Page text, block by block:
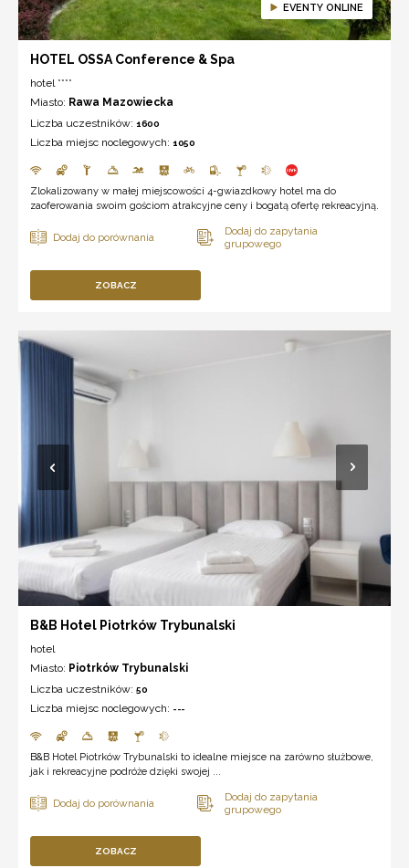
EVENTY ONLINE
HOTEL OSSA Conference & Spa
hotel ****
Miasto: Rawa Mazowiecka
Liczba uczestników: 1600
Liczba miejsc noclegowych: 1050
Zlokalizowany w małej miejscowości 4-gwiazdkowy hotel ma do
zaoferowania swoim gościom atrakcyjne ceny i bogatą ofertę rekreacyjną.
ZOBACZ
B&B Hotel Piotrków Trybunalski
hotel
Miasto: Piotrków Trybunalski
Liczba uczestników: 50
Liczba miejsc noclegowych: ---
B&B Hotel Piotrków Trybunalski to idealne miejsce na zarówno służbowe,
jak i rekreacyjne podróże dzięki swojej ...
ZOBACZ